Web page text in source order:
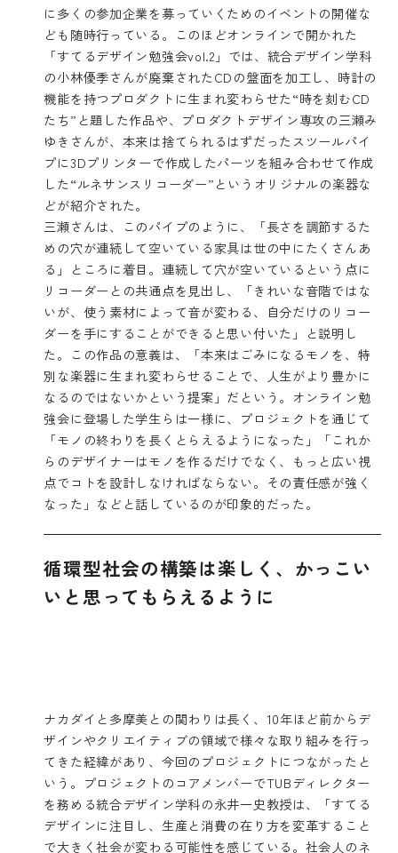
に多くの参加企業を募っていくためのイベントの開催な
ども随時行っている。このほどオンラインで開かれた
「すてるデザイン勉強会vol.2」では、統合デザイン学科
の小林優季さんが廃棄されたCDの盤面を加工し、時計の
機能を持つプロダクトに生まれ変わらせた“時を刻むCD
たち”と題した作品や、プロダクトデザイン専攻の三瀬み
ゆきさんが、本来は捨てられるはずだったスツールパイ
プに3Dプリンターで作成したパーツを組み合わせて作成
した“ルネサンスリコーダー”というオリジナルの楽器な
どが紹介された。
三瀬さんは、このパイプのように、「長さを調節するた
めの穴が連続して空いている家具は世の中にたくさんあ
る」ところに着目。連続して穴が空いているという点に
リコーダーとの共通点を見出し、「きれいな音階ではな
いが、使う素材によって音が変わる、自分だけのリコー
ダーを手にすることができると思い付いた」と説明し
た。この作品の意義は、「本来はごみになるモノを、特
別な楽器に生まれ変わらせることで、人生がより豊かに
なるのではないかという提案」だという。オンライン勉
強会に登場した学生らは一様に、プロジェクトを通じて
「モノの終わりを長くとらえるようになった」「これか
らのデザイナーはモノを作るだけでなく、もっと広い視
点でコトを設計しなければならない。その責任感が強く
なった」などと話しているのが印象的だった。
循環型社会の構築は楽しく、かっこい
いと思ってもらえるように
ナカダイと多摩美との関わりは長く、10年ほど前からデ
ザインやクリエイティブの領域で様々な取り組みを行っ
てきた経緯があり、今回のプロジェクトにつながったと
いう。プロジェクトのコアメンバーでTUBディレクター
を務める統合デザイン学科の永井一史教授は、「すてる
デザインに注目し、生産と消費の在り方を変革すること
で大きく社会が変わる可能性を感じている。社会人のネ